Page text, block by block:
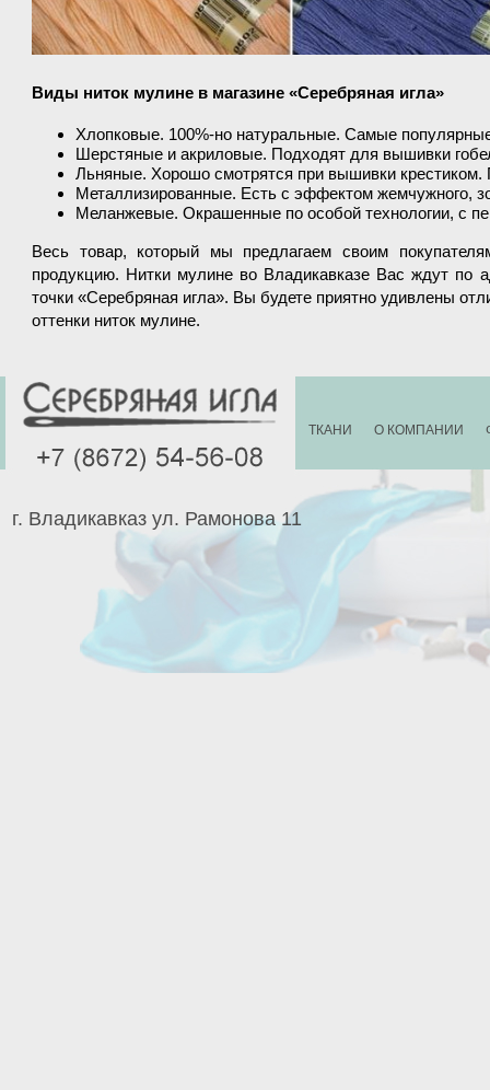
Виды ниток мулине в магазине «Серебряная игла»
Хлопковые. 100%-но натуральные. Самые
Шерстяные и акриловые. Подходят для вышивки
Льняные. Хорошо смотрятся при вышивки крестиком.
Металлизированные. Есть с эффектом жемчужного,
Меланжевые. Окрашенные по особой технологии, с
Весь товар, который мы предлагаем своим
продукцию. Нитки мулине во Владикавказе Вас ждут по
точки «Серебряная игла». Вы будете приятно удивлены
оттенки ниток мулине.
ТКАНИ О КОМПАНИИ
г. Владикавказ ул. Рамонова 11